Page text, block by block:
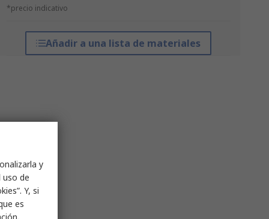
*precio indicativo
Añadir a una lista de materiales
y
uso de
Y, si
es